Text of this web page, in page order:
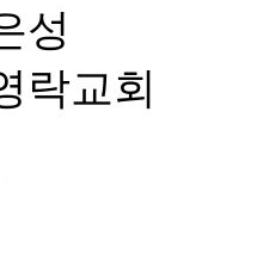
성
락교회